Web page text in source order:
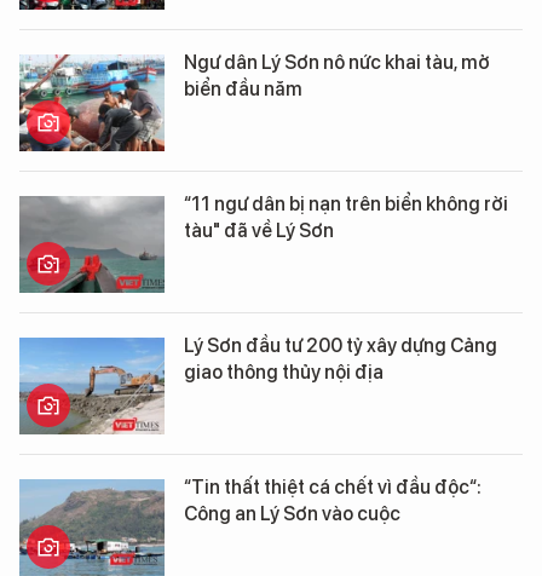
Ngư dân Lý Sơn nô nức khai tàu, mở
biển đầu năm
“11 ngư dân bị nạn trên biển không rời
tàu" đã về Lý Sơn
Lý Sơn đầu tư 200 tỷ xây dựng Cảng
giao thông thủy nội địa
“Tin thất thiệt cá chết vì đầu độc“:
Công an Lý Sơn vào cuộc